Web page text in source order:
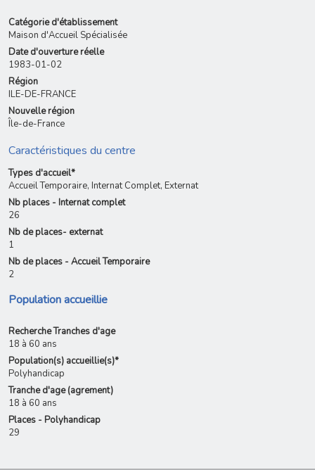
Catégorie d'établissement
Maison d'Accueil Spécialisée
Date d'ouverture réelle
1983-01-02
Région
ILE-DE-FRANCE
Nouvelle région
Île-de-France
Caractéristiques du centre
Types d'accueil*
Accueil Temporaire, Internat Complet, Externat
Nb places - Internat complet
26
Nb de places- externat
1
Nb de places - Accueil Temporaire
2
Population accueillie
Recherche Tranches d'age
18 à 60 ans
Population(s) accueillie(s)*
Polyhandicap
Tranche d'age (agrement)
18 à 60 ans
Places - Polyhandicap
29